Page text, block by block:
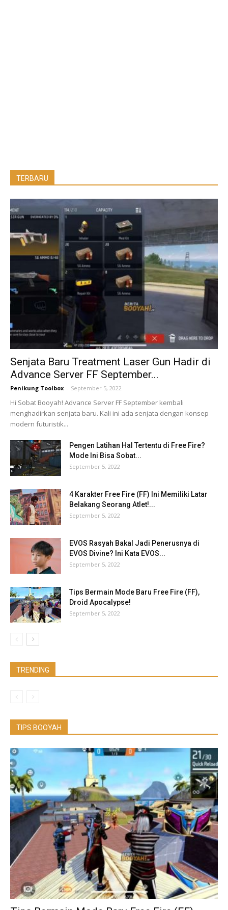
TERBARU
Senjata Baru Treatment Laser Gun Hadir di
Advance Server FF September...
Penikung Toolbox - September 5, 2022
Hi Sobat Booyah! Advance Server FF September kembali
menghadirkan senjata baru. Kali ini ada senjata dengan konsep
modern futuristik...
Pengen Latihan Hal Tertentu di Free Fire?
Mode Ini Bisa Sobat...
September 5, 2022
4 Karakter Free Fire (FF) Ini Memiliki Latar
Belakang Seorang Atlet!...
September 5, 2022
EVOS Rasyah Bakal Jadi Penerusnya di
EVOS Divine? Ini Kata EVOS...
September 5, 2022
Tips Bermain Mode Baru Free Fire (FF),
Droid Apocalypse!
September 5, 2022
TRENDING
TIPS BOOYAH